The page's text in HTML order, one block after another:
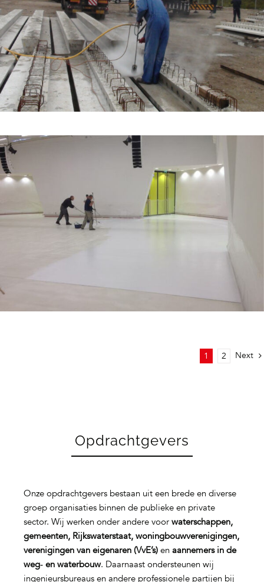
1 2 Next
Opdrachtgevers
Onze opdrachtgevers bestaan uit een brede en diverse
groep organisaties binnen de publieke en private
sector. Wij werken onder andere voor waterschappen,
gemeenten, Rijkswaterstaat, woningbouwverenigingen,
verenigingen van eigenaren (VvE’s)en aannemers in de
weg‑ en waterbouw. Daarnaast ondersteunen wij
ingenieursbureaus en andere professionele partijen bij